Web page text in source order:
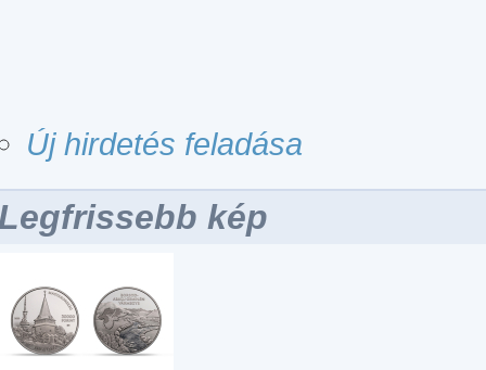
Új hirdetés feladása
kép